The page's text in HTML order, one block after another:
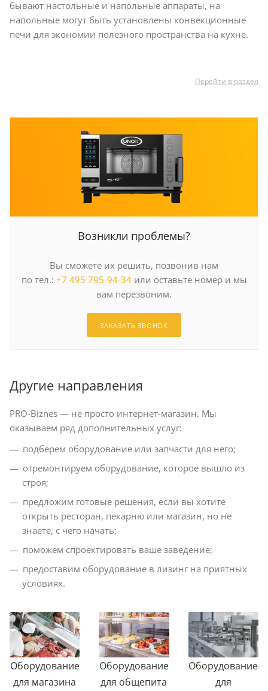
бывают настольные и напольные аппараты, на
напольные могут быть установлены конвекционные
печи для экономии полезного пространства на кухне.
Перейти в раздел
Возникли проблемы?
Вы сможете их решить, позвонив нам
по тел.: +7 495 795-94-34или оставьте номер и мы
вам перезвоним.
ЗАКАЗАТЬ ЗВОНОК
Другие направления
PRO-Biznes — не просто интернет-магазин. Мы
оказываем ряд дополнительных услуг:
подберем оборудование или запчасти для него;
отремонтируем оборудование, которое вышло из
строя;
предложим готовые решения, если вы хотите
открыть ресторан, пекарню или магазин, но не
знаете, с чего начать;
поможем спроектировать ваше заведение;
предоставим оборудование в лизинг на приятных
условиях.
Оборудование
для магазина
Оборудование
для общепита
Оборудование
для